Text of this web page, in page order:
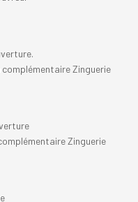
Zinguerie
Zinguerie